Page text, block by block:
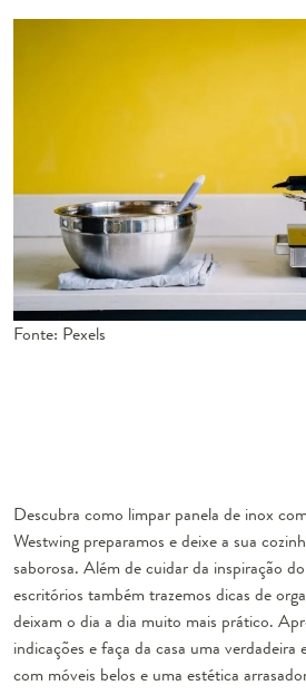
Fonte: Pexels
Descubra como limpar panela de inox
Westwing preparamos e deixe a sua
saborosa. Além de cuidar da inspiração
escritórios também trazemos dicas de
deixam o dia a dia muito mais prático.
indicações e faça da casa uma verdadeira
com móveis belos e uma estética